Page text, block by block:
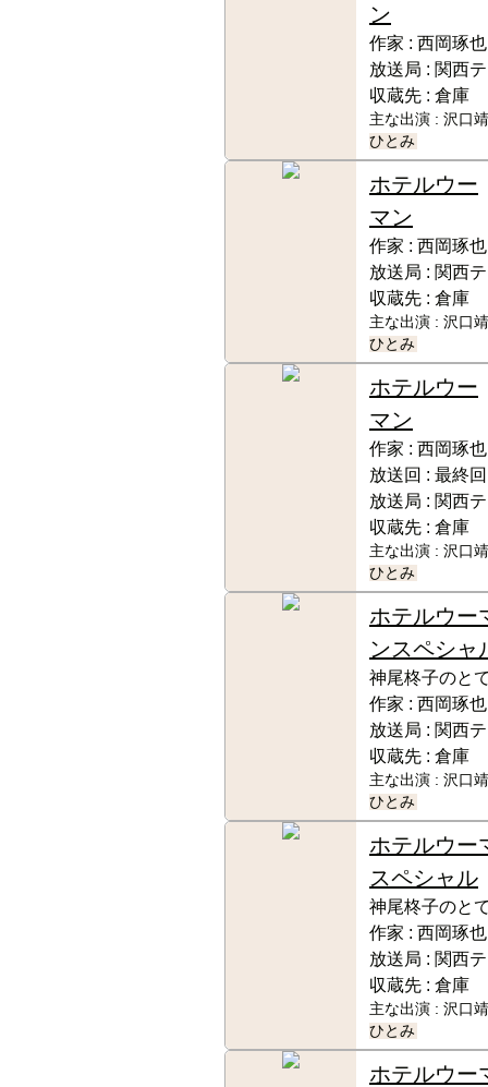
ン
作家 : 西岡琢也
放送局 : 関西
収蔵先 : 倉庫
主な出演 : 沢口
ひとみ
ホテルウー
マン
作家 : 西岡琢也
放送局 : 関西
収蔵先 : 倉庫
主な出演 : 沢口
ひとみ
ホテルウー
マン
作家 : 西岡琢也
放送回 : 最終回
放送局 : 関西
収蔵先 : 倉庫
主な出演 : 沢口
ひとみ
ホテルウー
ンスペシャ
神尾柊子のと
作家 : 西岡琢也
放送局 : 関西
収蔵先 : 倉庫
主な出演 : 沢口
ひとみ
ホテルウー
スペシャル
神尾柊子のと
作家 : 西岡琢也
放送局 : 関西
収蔵先 : 倉庫
主な出演 : 沢口
ひとみ
ホテルウー